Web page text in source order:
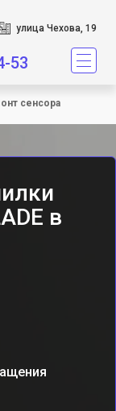
улица Чехова, 19
53
сенсора
в